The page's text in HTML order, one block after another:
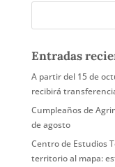
Entradas
A partir del 15 de
recibirá
Cumpleaños de
de agosto
Centro de Estudios
territorio al mapa: